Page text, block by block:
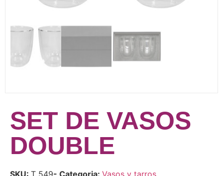
SET DE VASOS
DOUBLE
SKU: T 549- Categoria: Vasos y tarros